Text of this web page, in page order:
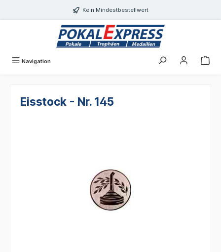
Kein Mindestbestellwert
Navigation
Eisstock - Nr. 145